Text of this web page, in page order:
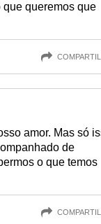
queremos que
amor. Mas só
de
o que temos